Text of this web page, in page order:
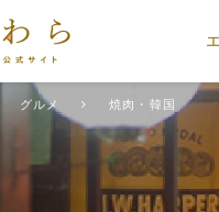
グルメ 焼肉・韓国